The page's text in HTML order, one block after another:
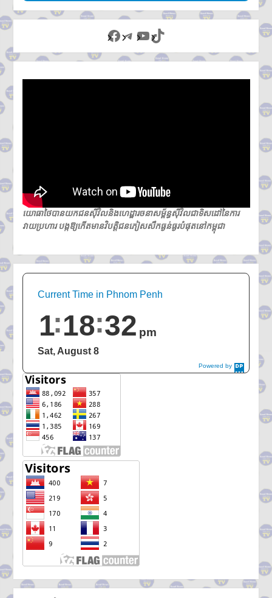
Facebook
Telegram
YouTube
TikTok
យោធាថៃបានយកជនស៊ីវិលនិងហេដ្ឋារចនាសម្ព័ន្ធស៊ីវិលជាទិសដៅនៃការ
វាយប្រហារ បង្កឱ្យកើតមានវិបត្តិជនភៀសសឹកធ្ងន់ធ្ងរបំផុតនៅកម្ពុជា
Powered by
DaysPedia.c
Current Time in Phnom Penh
1 18 33 pm
Sat, August 8